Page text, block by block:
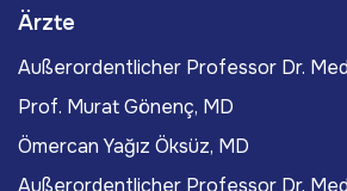
Ärzte
Außerordentlicher Professor Dr.
Prof. Murat Gönenç, MD
Ömercan Yağız Öksüz, MD
Außerordentlicher Professor Dr. Med.